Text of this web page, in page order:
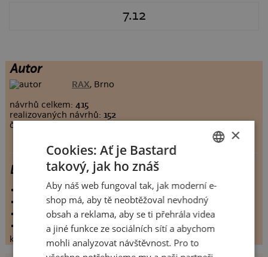
7.12
Autor
RAX, Brno
návrhů celkem:415
realizovaných návrhů:152
člen Bastard.cz:
Boxovací Panák
vystaveno:4.11.2013
hodnoceno:25 krát
komentářů: 7.12
koupilo by: 5 lidí
konečné hodnocení:7.12
SLOVAK
×
Cookies: Ať je Bastard
takový, jak ho znáš
Aby náš web fungoval tak, jak moderní e-
shop má, aby tě neobtěžoval nevhodný
obsah a reklama, aby se ti přehrála videa
a jiné funkce ze sociálních sítí a abychom
mohli analyzovat návštěvnost. Pro to